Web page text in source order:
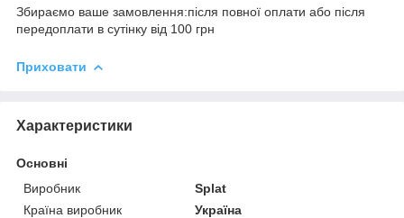
Збираємо ваше замовлення:після повної оплати або після
передоплати в сутінку від 100 грн
Приховати
Характеристики
Основні
Виробник
Splat
Країна виробник
Україна